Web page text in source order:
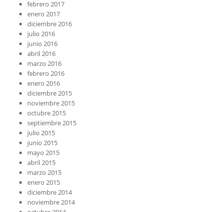
febrero 2017
enero 2017
diciembre 2016
julio 2016
junio 2016
abril 2016
marzo 2016
febrero 2016
enero 2016
diciembre 2015
noviembre 2015
octubre 2015
septiembre 2015
julio 2015
junio 2015
mayo 2015
abril 2015
marzo 2015
enero 2015
diciembre 2014
noviembre 2014